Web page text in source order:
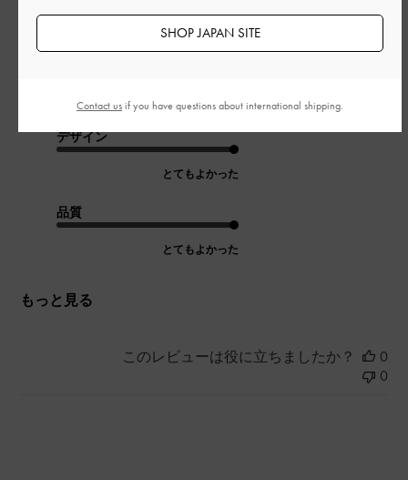
履きやすくてかわいい！足が痛くなることもないです！いつも
34/22cm |カラー: ブラック系
デザイン
とてもよかった
品質
とてもよかった
もっと見る
このレビューは役に立ちましたか？
0
0
SHOP JAPAN SITE
Contact usif you have questions about international shipping.